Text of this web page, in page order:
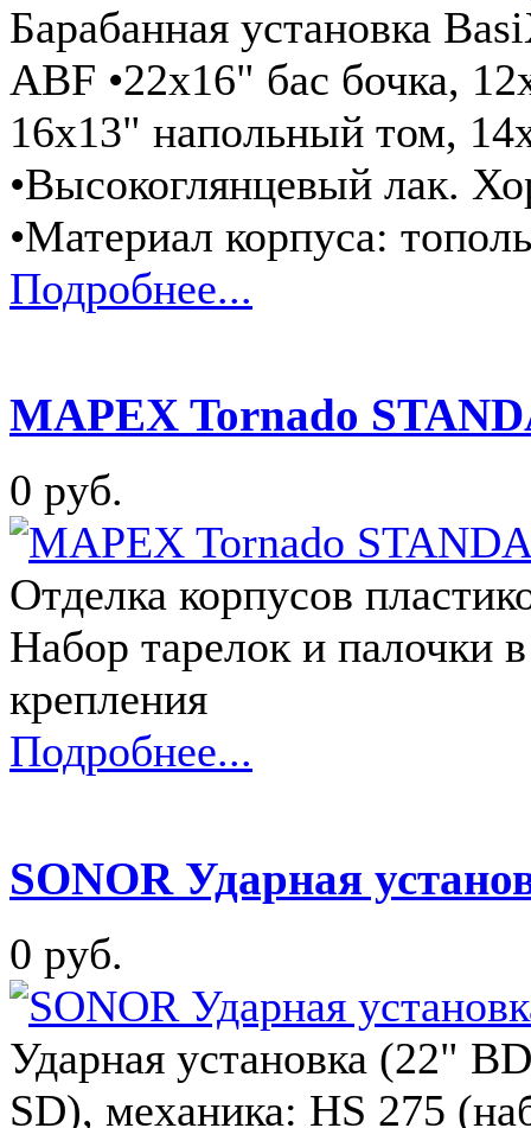
Барабанная установка
ABF •22x16" бас бочка,
16x13" напольный том,
•Высокоглянцевый лак.
•Материал корпуса:
Подробнее...
MAPEX Tornado
0 руб.
Отделка корпусов
Набор тарелок и палочки
крепления
Подробнее...
SONOR Ударная
0 руб.
Ударная установка (22"
SD), механика: HS 275